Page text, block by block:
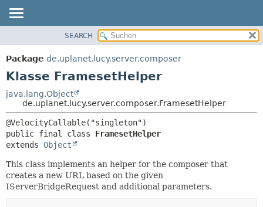
PACKAGE
KLASSE
BAUM
VERALTET
INDEX
ÜBERSICHT:
METHODE
DETAILS:
FELD
METHODE
SEARCH
Package de.uplanet.lucy.server.composer
Klasse FramesetHelper
java.lang.Object
de.uplanet.lucy.server.composer.FramesetHelper
public final class FramesetHelper
extends Object
This class implements an helper for the composer that
creates a new URL based on the given
IServerBridgeRequest and additional parameters.